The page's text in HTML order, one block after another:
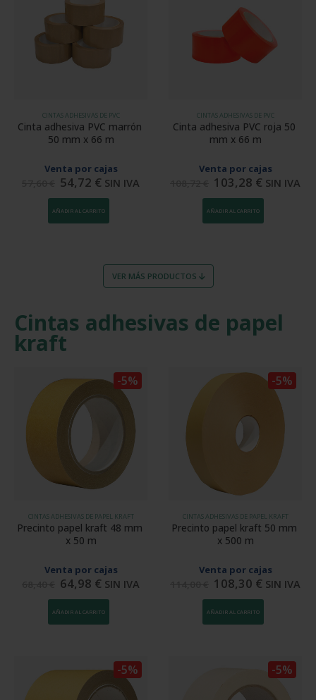
CINTAS ADHESIVAS DE PVC
Cinta adhesiva PVC marrón
50 mm x 66 m
Venta por cajas
54,72 € SIN IVA
AÑADIR AL CARRITO
CINTAS ADHESIVAS DE PVC
Cinta adhesiva PVC roja 50
mm x 66 m
Venta por cajas
103,28 € SIN IVA
AÑADIR AL CARRITO
VER MÁS PRODUCTOS
Cintas adhesivas de papel
kraft
CINTAS ADHESIVAS DE PAPEL KRAFT
Precinto papel kraft 48 mm
x 50 m
Venta por cajas
64,98 € SIN IVA
-5%
AÑADIR AL CARRITO
CINTAS ADHESIVAS DE PAPEL KRAFT
Precinto papel kraft 50 mm
x 500 m
Venta por cajas
108,30 € SIN IVA
-5%
AÑADIR AL CARRITO
-5% -5%